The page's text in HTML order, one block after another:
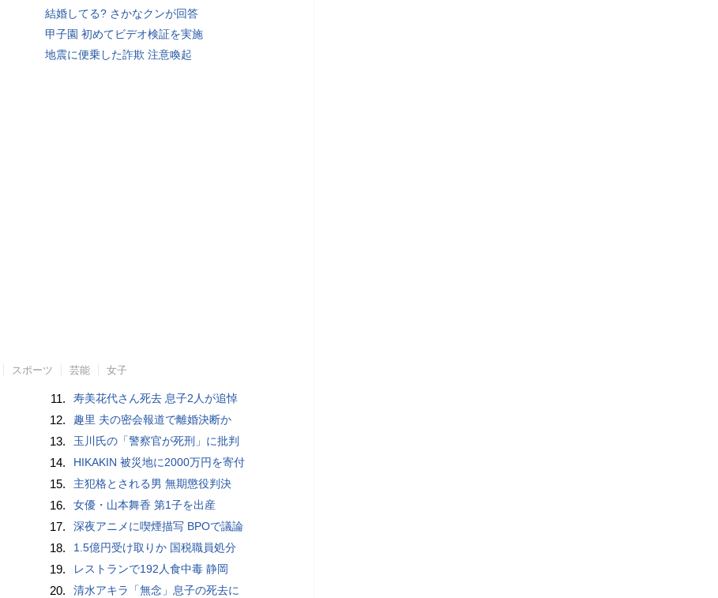
結婚してる? さかなクンが回答
甲子園 初めてビデオ検証を実施
地震に便乗した詐欺 注意喚起
スポーツ 芸能 女子
11. 寿美花代さん死去 息子2人が追悼
12. 趣里 夫の密会報道で離婚決断か
13. 玉川氏の「警察官が死刑」に批判
14. HIKAKIN 被災地に2000万円を寄付
15. 主犯格とされる男 無期懲役判決
16. 女優・山本舞香 第1子を出産
17. 深夜アニメに喫煙描写 BPOで議論
18. 1.5億円受け取りか 国税職員処分
19. レストランで192人食中毒 静岡
20. 清水アキラ「無念」息子の死去に